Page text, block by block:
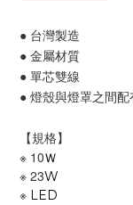
● 台灣製造
● 金屬材質
● 單芯雙線
● 燈殼與燈罩之間
【規格】
※ 10Ｗ
※ 23W
※ LED